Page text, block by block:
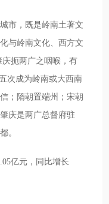
市，既是岭南土著文
与岭南文化、西方文
扼两广之咽喉，有
次成为岭南或大西南
；隋朝置端州；宋朝
庆是两广总督府驻
。
亿元，同比增长